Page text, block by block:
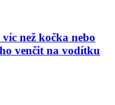
než kočka nebo
venčit na vodítku